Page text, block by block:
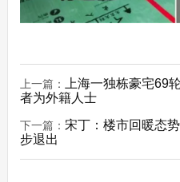
上一篇：
上海一独栋豪宅69
者为外籍人士
下一篇： 宋丁：楼市回暖态
步退出